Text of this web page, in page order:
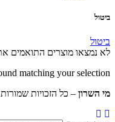
ביטול
ביטול
לא נמצאו מוצרים התואמים
matching your selection.
מי השרון – כל הזכויות שמורות ©